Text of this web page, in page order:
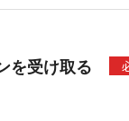
を受け取る